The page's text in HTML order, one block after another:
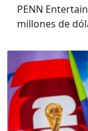
PENN
millones de